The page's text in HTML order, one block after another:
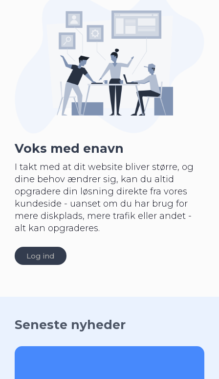
Voks med enavn
I takt med at dit website bliver større, og
dine behov ændrer sig, kan du altid
opgradere din løsning direkte fra vores
kundeside - uanset om du har brug for
mere diskplads, mere trafik eller andet -
alt kan opgraderes.
Log ind
Seneste nyheder